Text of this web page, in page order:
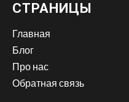
СТРАНИЦЫ
Главная
Блог
Про нас
Обратная связь